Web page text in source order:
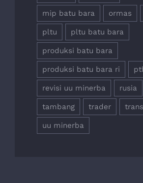
mip batu bara ormas
pltu pltu batu bara
produksi batu bara
produksi batu bara ri
revisi uu minerba rusia
tambang trader
uu minerba